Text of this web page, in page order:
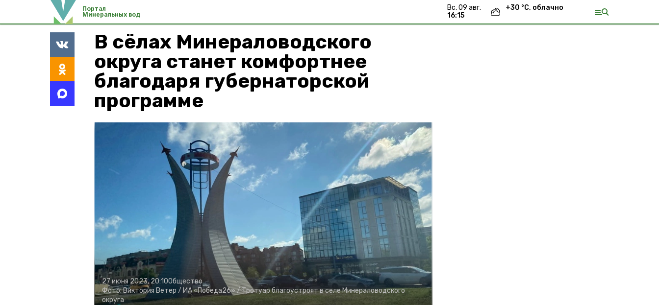
Портал
Минеральных вод
вс, 09 авг.
16:15
+30 °С, облачно
В сёлах Минераловодского
округа станет комфортнее
благодаря губернаторской
программе
27 июня 2023, 20:10Общество
Фото:Виктория Ветер / ИА «Победа26» /Тротуар благоустроят в селе Минераловодского
округа